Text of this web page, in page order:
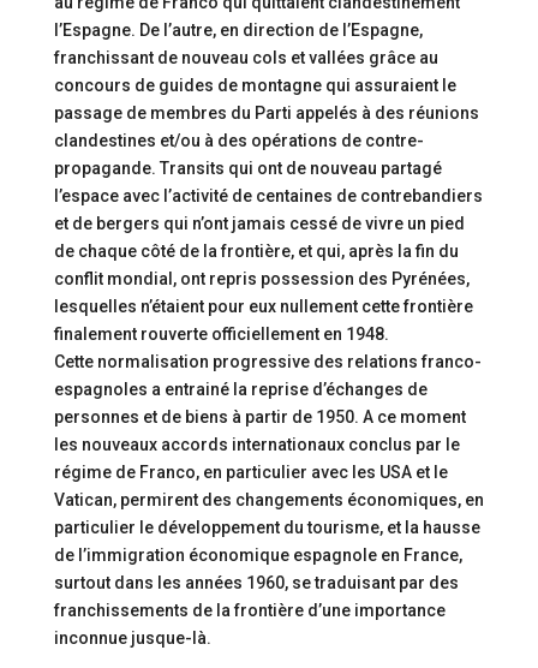
l’Espagne. De l’autre, en direction de l’Espagne,
franchissant de nouveau cols et vallées grâce au
concours de guides de montagne qui assuraient le
passage de membres du Parti appelés à des réunions
clandestines et/ou à des opérations de contre-
propagande. Transits qui ont de nouveau partagé
l’espace avec l’activité de centaines de contrebandiers
et de bergers qui n’ont jamais cessé de vivre un pied
de chaque côté de la frontière, et qui, après la fin du
conflit mondial, ont repris possession des Pyrénées,
lesquelles n’étaient pour eux nullement cette frontière
finalement rouverte officiellement en 1948.
Cette normalisation progressive des relations franco-
espagnoles a entrainé la reprise d’échanges de
personnes et de biens à partir de 1950. A ce moment
les nouveaux accords internationaux conclus par le
régime de Franco, en particulier avec les USA et le
Vatican, permirent des changements économiques, en
particulier le développement du tourisme, et la hausse
de l’immigration économique espagnole en France,
surtout dans les années 1960, se traduisant par des
franchissements de la frontière d’une importance
inconnue jusque-là.